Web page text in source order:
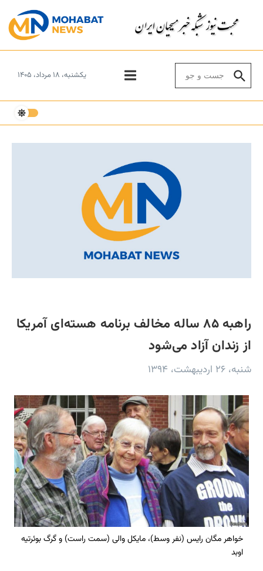
یکشنبه، ۱۸ مرداد، ۱۴۰۵
راهبه ۸۵ ساله‌ مخالف برنامه هسته‌ای آمریکا
از زندان آزاد می‌شود
شنبه، ۲۶ اردیبهشت، ۱۳۹۴
خواهر مگان رایس (نفر وسط)، مایکل والی (سمت راست) و گرگ بوئرتیه
اوبد